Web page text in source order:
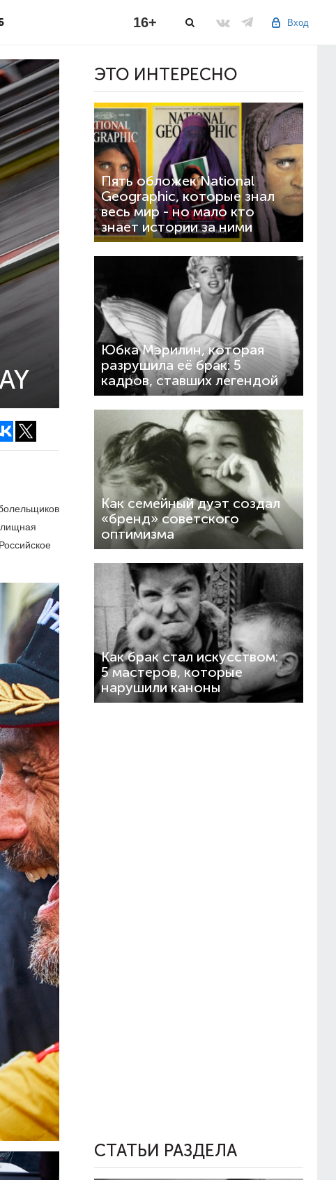
Вход
16+
ЭТО ИНТЕРЕСНО
Пять обложек National
Geographic, которые знал
весь мир - но мало кто
знает истории за ними
Юбка Мэрилин, которая
разрушила её брак: 5
кадров, ставших легендой
Как семейный дуэт создал
«бренд» советского
оптимизма
Как брак стал искусством:
5 мастеров, которые
нарушили каноны
СТАТЬИ РАЗДЕЛА